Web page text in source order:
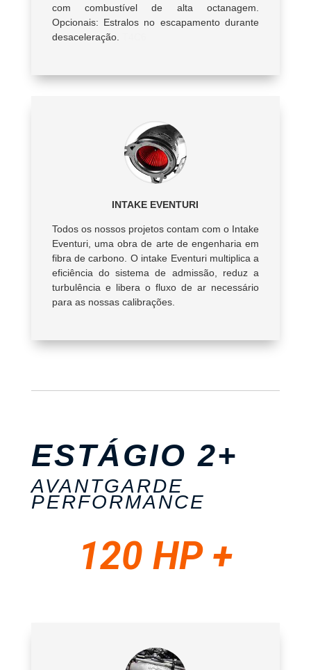
com combustível de alta octanagem.
Opcionais: Estralos no escapamento durante
desaceleração.
INTAKE EVENTURI
Todos os nossos projetos contam com o Intake
Eventuri, uma obra de arte de engenharia em
fibra de carbono. O intake Eventuri multiplica a
eficiência do sistema de admissão, reduz a
turbulência e libera o fluxo de ar necessário
para as nossas calibrações.
ESTÁGIO 2+
AVANTGARDE
PERFORMANCE
120 HP +